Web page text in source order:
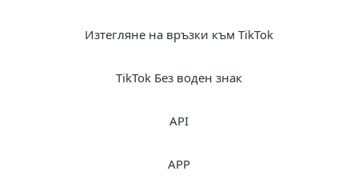
Изтегляне на връзки към TikTok
TikTok Без воден знак
API
APP